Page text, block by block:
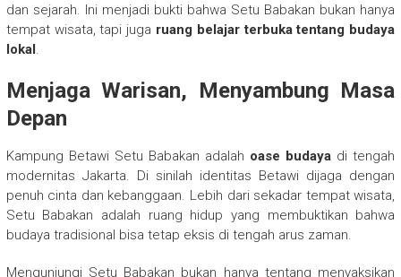
dan sejarah. Ini menjadi bukti bahwa Setu Babakan bukan hanya
tempat wisata, tapi juga ruang belajar terbuka tentang budaya
lokal.
Menjaga Warisan, Menyambung Masa
Depan
Kampung Betawi Setu Babakan adalah oase budaya di tengah
modernitas Jakarta. Di sinilah identitas Betawi dijaga dengan
penuh cinta dan kebanggaan. Lebih dari sekadar tempat wisata,
Setu Babakan adalah ruang hidup yang membuktikan bahwa
budaya tradisional bisa tetap eksis di tengah arus zaman.
Mengunjungi Setu Babakan bukan hanya tentang menyaksikan